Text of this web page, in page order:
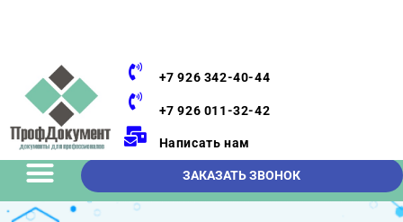
+7 926 342-40-44
+7 926 011-32-42
Написать нам
ЗАКАЗАТЬ ЗВОНОК